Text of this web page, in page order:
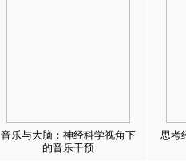
音乐与大脑：神经科学视角下
的音乐干预
思考